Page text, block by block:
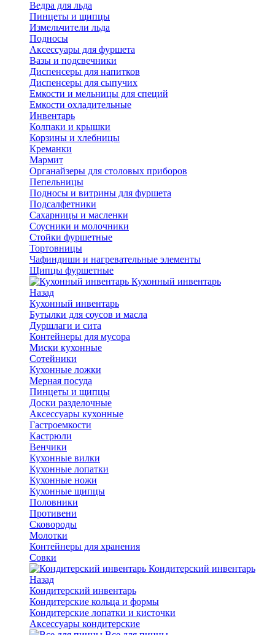
Ведра для льда
Пинцеты и щипцы
Измельчители льда
Подносы
Аксессуары для фуршета
Вазы и подсвечники
Диспенсеры для напитков
Диспенсеры для сыпучих
Емкости и мельницы для специй
Емкости охладительные
Инвентарь
Колпаки и крышки
Корзины и хлебницы
Креманки
Мармит
Органайзеры для столовых приборов
Пепельницы
Подносы и витрины для фуршета
Подсалфетники
Сахарницы и масленки
Соусники и молочники
Стойки фуршетные
Тортовницы
Чафиндиши и нагревательные элементы
Щипцы фуршетные
Кухонный инвентарь
Назад
Кухонный инвентарь
Бутылки для соусов и масла
Дуршлаги и сита
Контейнеры для мусора
Миски кухонные
Сотейники
Кухонные ложки
Мерная посуда
Пинцеты и щипцы
Доски разделочные
Аксессуары кухонные
Гастроемкости
Кастрюли
Венчики
Кухонные вилки
Кухонные лопатки
Кухонные ножи
Кухонные щипцы
Половники
Противени
Сковороды
Молотки
Контейнеры для хранения
Совки
Кондитерский инвентарь
Назад
Кондитерский инвентарь
Кондитерские кольца и формы
Кондитерские лопатки и кисточки
Аксессуары кондитерские